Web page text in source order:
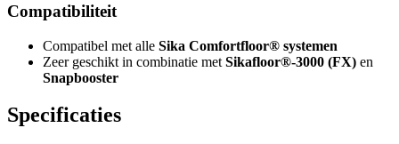
Compatibiliteit
Compatibel met alle Sika Comfortfloor® systemen
Zeer geschikt in combinatie met Sikafloor®-3000 (FX) en
Snapbooster
Specificaties